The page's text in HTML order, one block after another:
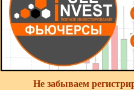
Не забываем